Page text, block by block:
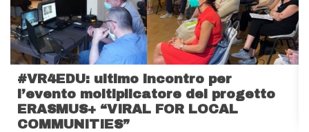
#VR4EDU: ultimo incontro per
l’evento moltiplicatore del progetto
ERASMUS+ “VIRAL FOR LOCAL
COMMUNITIES”